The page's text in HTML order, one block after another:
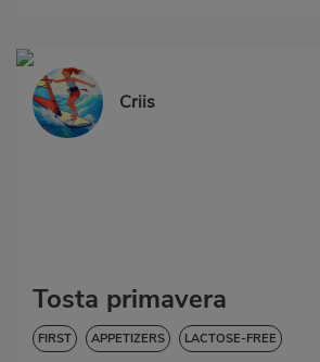
Criis
Tosta primavera
FIRST APPETIZERS LACTOSE-FREE